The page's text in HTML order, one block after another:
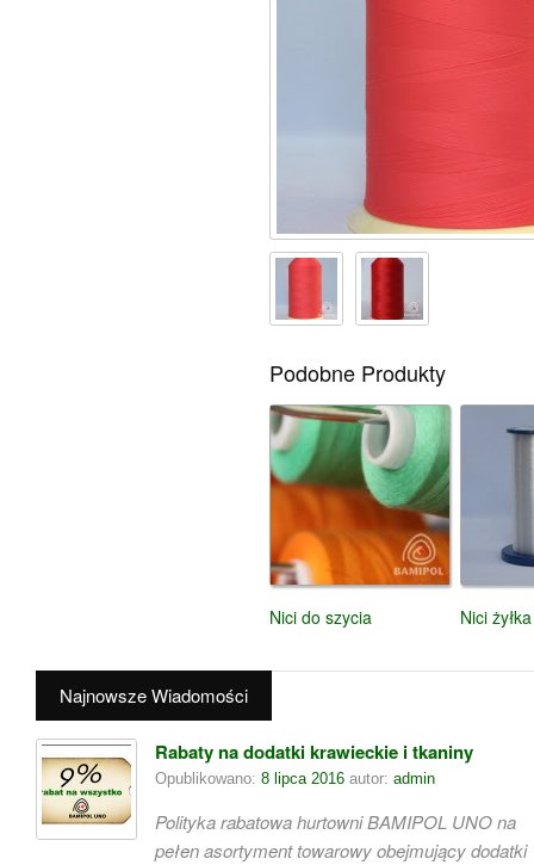
Podobne Produkty
Nici do szycia Nici żyłka
Najnowsze Wiadomości
Rabaty na dodatki krawieckie i tkaniny
Opublikowano: 8 lipca 2016 autor: admin
Polityka rabatowa hurtowni BAMIPOL UNO na
pełen asortyment towarowy obejmujący dodatki